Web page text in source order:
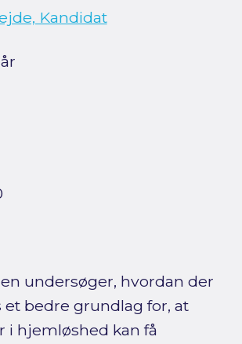
Kandidat
undersøger, hvordan der
et bedre grundlag for, at
i hjemløshed kan få